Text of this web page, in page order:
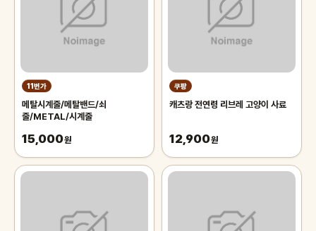
11번가
메탈시계줄/메탈밴드/쇠
줄/METAL/시계줄
15,000원
쿠팡
캐츠랑 전연령 리브레 고양이 사료
12,900원